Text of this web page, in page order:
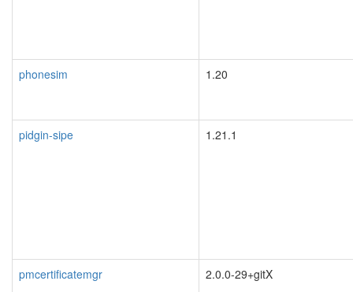
phonesim 1.20
pidgin-sipe 1.21.1
pmcertificatemgr 2.0.0-29+gitX